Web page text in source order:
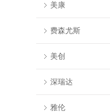
美康
费森尤斯
美创
深瑞达
雅伦